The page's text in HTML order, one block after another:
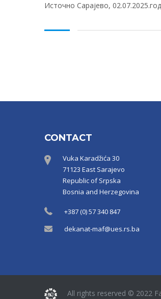
Источно Сарајево,
CONTACT
Vuka Karadžića 30
71123 East Sarajevo
Republic of Srpska
Bosnia and Herzegovina
+387 (0) 57 340 847
dekanat-maf@ues.rs.ba
All rights reserved © 2022